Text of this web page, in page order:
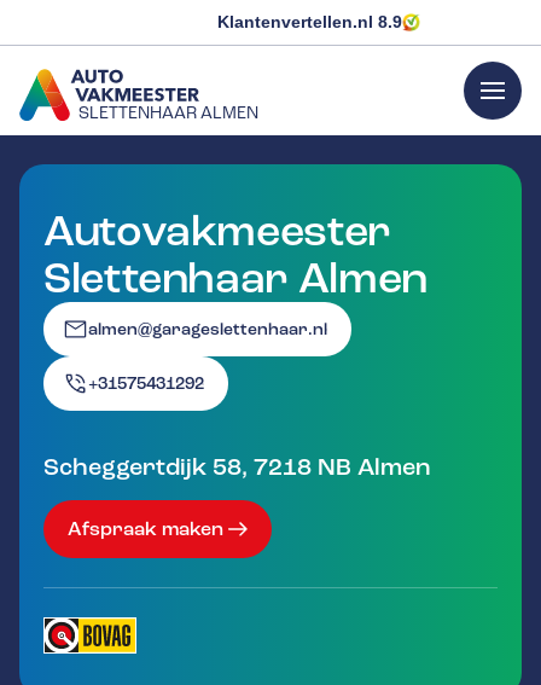
Klantenvertellen.nl 8.9
SLETTENHAAR ALMEN
GA NAAR DE HOMEPAGINA
menu
Autovakmeester
Slettenhaar Almen
almen@garageslettenhaar.nl
+31575431292
Scheggertdijk 58, 7218 NB Almen
Afspraak maken